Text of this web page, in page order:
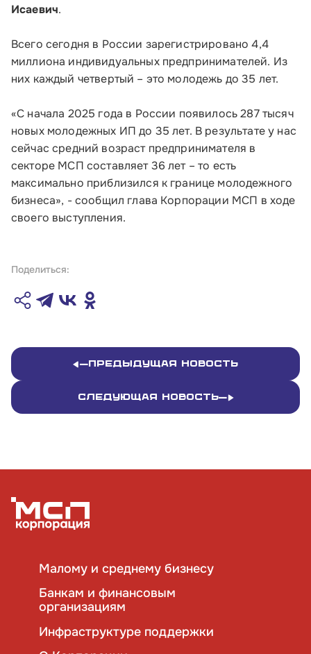
по будням с 10:00 до 19:00
Почтовый адрес:
109012, г. Москва, Славянская площадь, д.4,
стр.1
Обратиться в Корпорацию
Исаевич.
Всего сегодня в России зарегистрировано 4,4
миллиона индивидуальных предпринимателей. Из
них каждый четвертый – это молодежь до 35 лет.
«С начала 2025 года в России появилось 287 тысяч
новых молодежных ИП до 35 лет. В результате у нас
сейчас средний возраст предпринимателя в
секторе МСП составляет 36 лет – то есть
максимально приблизился к границе молодежного
бизнеса», - сообщил глава Корпорации МСП в ходе
своего выступления.
Поделиться:
Предыдущая новость
Следующая новость
Малому и среднему бизнесу
Банкам и финансовым
организациям
Инфраструктуре поддержки